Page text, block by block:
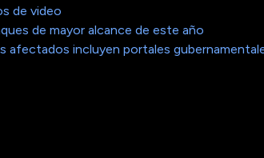
de video
de mayor alcance de este año
afectados incluyen portales